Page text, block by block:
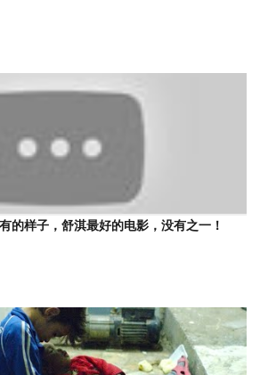
的样子，舒淇最好的电影，没有之一！